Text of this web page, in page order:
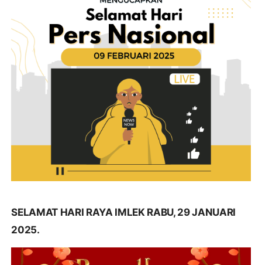
SELAMAT HARI RAYA IMLEK RABU, 29 JANUARI
2025.